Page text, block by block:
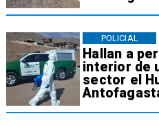
Hallan a
interior de
sector el
POLICIAL